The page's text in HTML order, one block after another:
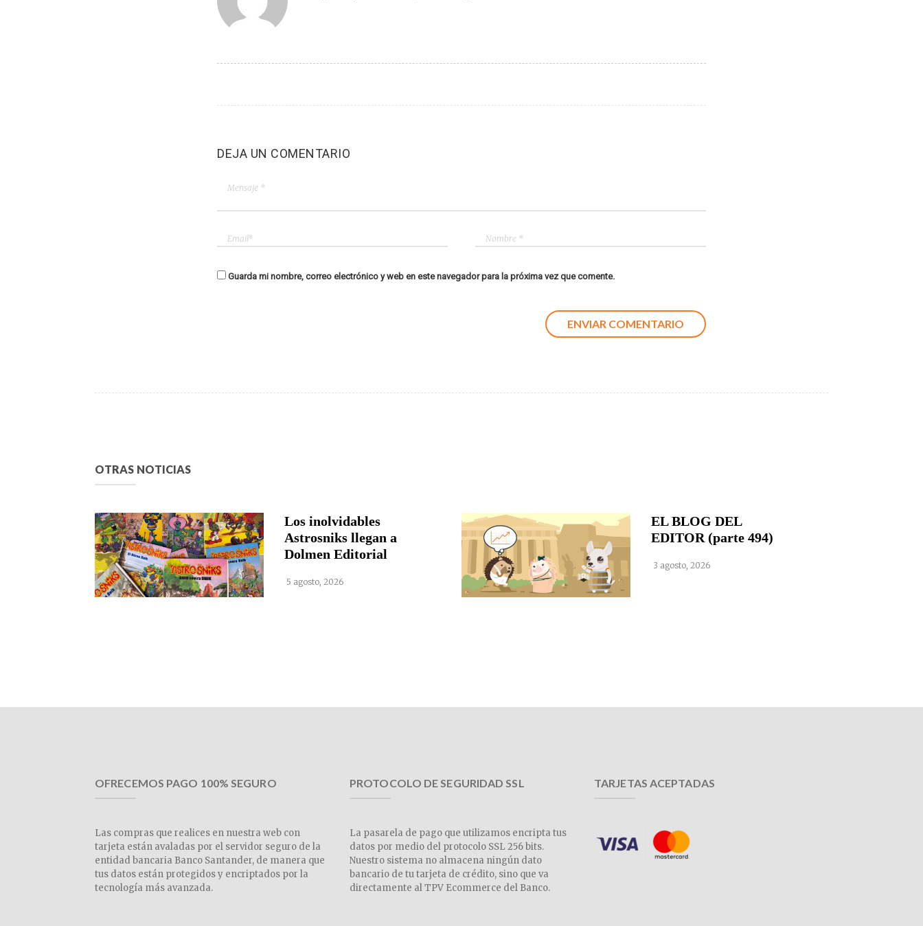
DEJA UN COMENTARIO
Guarda mi nombre, correo electrónico y web en este navegador para la próxima vez que comente.
OTRAS NOTICIAS
Los inolvidables
Astrosniks llegan a
Dolmen Editorial
5 agosto, 2026
EL BLOG DEL
EDITOR (parte 494)
3 agosto, 2026
OFRECEMOS PAGO 100% SEGURO
Las compras que realices en nuestra web con
tarjeta están avaladas por el servidor seguro de la
entidad bancaria Banco Santander, de manera que
tus datos están protegidos y encriptados por la
tecnología más avanzada.
PROTOCOLO DE SEGURIDAD SSL
La pasarela de pago que utilizamos encripta tus
datos por medio del protocolo SSL 256 bits.
Nuestro sistema no almacena ningún dato
bancario de tu tarjeta de crédito, sino que va
directamente al TPV Ecommerce del Banco.
TARJETAS ACEPTADAS